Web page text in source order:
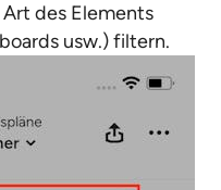
des Elements
usw.) filtern.